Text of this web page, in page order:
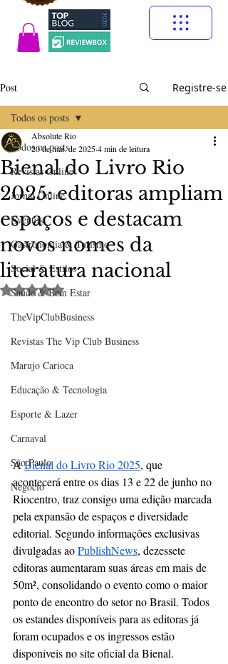
Post Registre-se
Todos os posts
Revistas Online
Jornal Online
Eventos
Gastronomia & Turismo
Social & Estilos
Saúde & Bem Estar
TheVipClubBusiness
Revistas The Vip Club Business
Marujo Carioca
Educação & Tecnologia
Esporte & Lazer
Carnaval
São Paulo
Negocio
Todos os posts
Bienal do Livro Rio
2025: editoras ampliam
espaços e destacam
novos nomes da
literatura nacional
Absolute Rio
20 de mai. de 20254 min de leitura
Avaliado com NaN de 5 estrelas.
A Bienal do Livro Rio 2025, que
acontecerá entre os dias 13 e 22 de junho no
Riocentro, traz consigo uma edição marcada
pela expansão de espaços e diversidade
editorial. Segundo informações exclusivas
divulgadas ao PublishNews, dezessete
editoras aumentaram suas áreas em mais de
50m², consolidando o evento como o maior
ponto de encontro do setor no Brasil. Todos
os estandes disponíveis para as editoras já
foram ocupados e os ingressos estão
disponíveis no site oficial da Bienal.